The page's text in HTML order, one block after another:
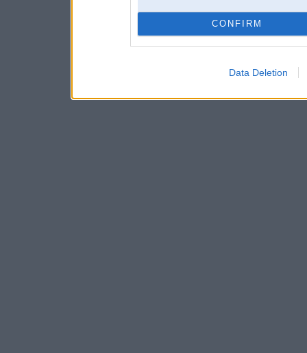
CONFIRM
Data Deletion